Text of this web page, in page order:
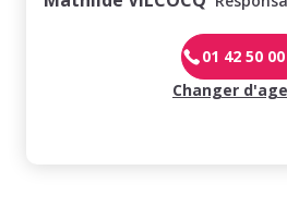
01 42 50
Changer